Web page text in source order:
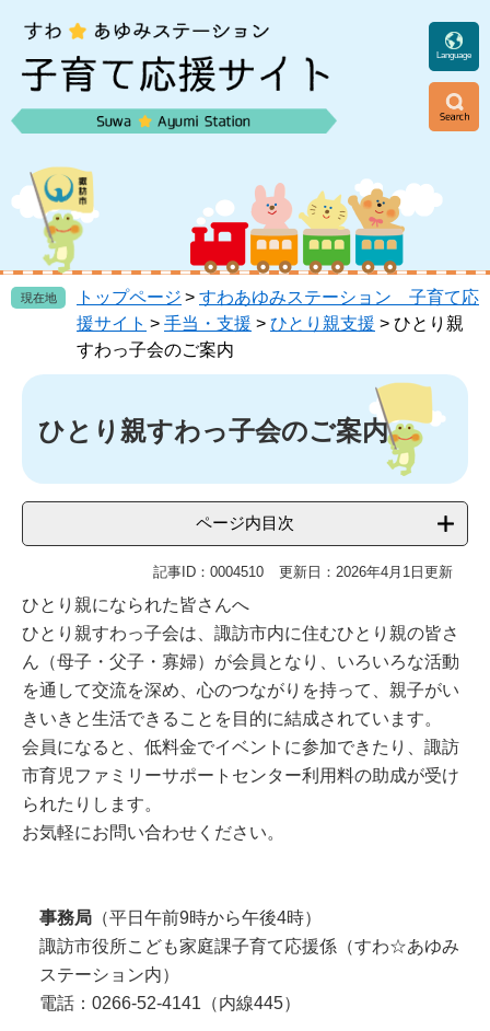
頭
。
飛
て
ニ
Language
現在地 トップページ > すわあゆみステーション 子育て応
援サイト > 手当・支援 > ひとり親支援 > ひとり親
すわっ子会のご案内
本
ひとり親すわっ子会のご案内
ページ内目次
記事ID：0004510 更新日：2026年4月1日更新
ひとり親になられた皆さんへ
ひとり親すわっ子会は、諏訪市内に住むひとり親の皆さ
ん（母子・父子・寡婦）が会員となり、いろいろな活動
を通して交流を深め、心のつながりを持って、親子がい
きいきと生活できることを目的に結成されています。
会員になると、低料金でイベントに参加できたり、諏訪
市育児ファミリーサポートセンター利用料の助成が受け
られたりします。
お気軽にお問い合わせください。
事務局 （平日午前9時から午後4時）
諏訪市役所こども家庭課子育て応援係（すわ☆あゆみ
ステーション内）
電話：0266-52-4141（内線445）